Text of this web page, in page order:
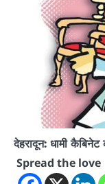
देहरादून: धामी
Spread the love